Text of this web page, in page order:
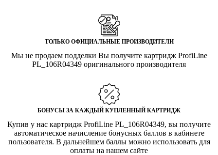
ТОЛЬКО ОФИЦИАЛЬНЫЕ ПРОИЗВОДИТЕЛИ
Мы не продаем подделки Вы получите картридж ProfiLine
PL_106R04349 оригинального производителя
БОНУСЫ ЗА КАЖДЫЙ КУПЛЕННЫЙ КАРТРИДЖ
Купив у нас картридж ProfiLine PL_106R04349, вы получите
автоматическое начисление бонусных баллов в кабинете
пользователя. В дальнейшем баллы можно использовать для
оплаты на нашем сайте